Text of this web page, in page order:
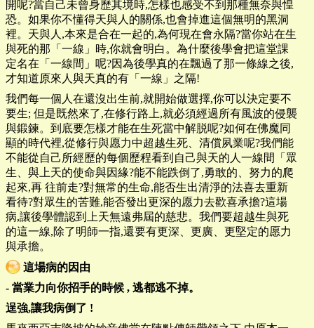
開呢?當自己未曾身歷其境時,怎樣也感受不到那種無奈與惶
恐。如果你不懂得天與人的關係,也會掉進這個無明的黑洞
裡。天與人,本來是合在一起的,為何現在會永隔?當你站在生
與死的那「一線」時,你就會明白。為什麼後學會把這堂課
定名在「一線間」呢?因為後學真的在飄過了那一條線之後,
才知道原來人與天真的有「一線」之隔!
我們每一個人在還沒出生前,就開始做選擇,你可以決定要不
要生; 但是既然來了,在修行路上,就必須經過所有風波的侵襲
與鍛鍊。到底要怎樣才能在生死當中解脱呢?如何在佛魔同
顯的時代裡,從修行與愿力中超越生死、清償夙業呢?我們能
不能從自己所經歷的每個歷程看到自己與天的人一線間「眾
生、與上天的使命與因緣?能不能跌倒了,勇敢的、努力的爬
起來,再 往前走?對無常的生命,能否生出清淨的法喜去重新
看待?對眾生的苦難,能否發出更深的愿力去歡喜承擔?這場
病,讓後學體認到上天無遠弗屆的慈悲。我們要超越生與死
的這一線,除了明師一指,還要有更深、更廣、更堅定的愿力
與承擔。
這場病的因由
- 當業力向你招手的時候 , 逃都逃不掉。
逞強,讓我病倒了 !